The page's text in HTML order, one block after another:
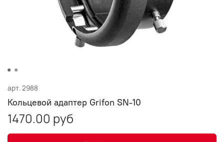
арт.2988
Кольцевой адаптер Grifon SN-10
1470.00 руб